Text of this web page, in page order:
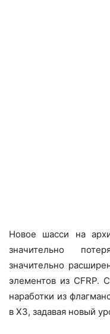
Новое шасси на
значительно
значительно
элементов из CFRP.
наработки из
в Х3, задавая новый